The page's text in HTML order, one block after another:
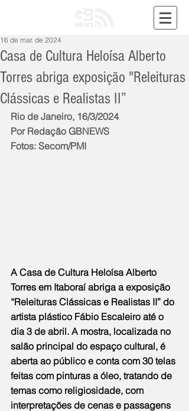
Casa de Cultura Heloísa Alberto
Torres abriga exposição "Releituras
Clássicas e Realistas II”
16 de mar. de 2024
Rio de Janeiro, 16/3/2024
Por Redação GBNEWS
Fotos: Secom/PMI
A Casa de Cultura Heloísa Alberto
Torres em Itaboraí abriga a exposição
“Releituras Clássicas e Realistas II” do
artista plástico Fábio Escaleiro até o
dia 3 de abril. A mostra, localizada no
salão principal do espaço cultural, é
aberta ao público e conta com 30 telas
feitas com pinturas a óleo, tratando de
temas como religiosidade, com
interpretações de cenas e passagens